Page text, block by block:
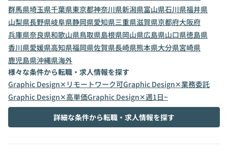
群馬県埼玉県千葉県東京都神奈川県新潟県富山県石川県福井県
山梨県長野県岐阜県静岡県愛知県三重県滋賀県京都府大阪府
兵庫県奈良県和歌山県鳥取県島根県岡山県広島県山口県徳島県
香川県愛媛県高知県福岡県佐賀県長崎県熊本県大分県宮崎県
鹿児島県沖縄県海外
様々な条件から転職・求人情報を探す
Graphic Design✕リモートワーク可Graphic Design✕業務委託
Graphic Design✕高単価Graphic Design✕週1日~
詳細な条件から転職・求人情報を探す